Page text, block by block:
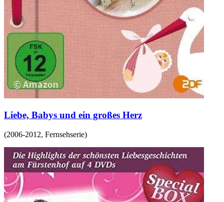
Liebe, Babys und ein großes Herz
(2006-2012, Fernsehserie)